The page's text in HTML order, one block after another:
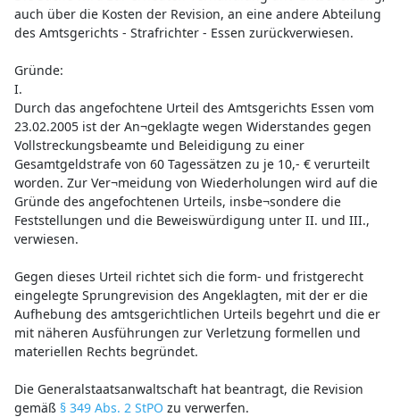
auch über die Kosten der Revision, an eine andere Abteilung
des Amtsgerichts - Strafrichter - Essen zurückverwiesen.
Gründe:
I.
Durch das angefochtene Urteil des Amtsgerichts Essen vom
23.02.2005 ist der An¬geklagte wegen Widerstandes gegen
Vollstreckungsbeamte und Beleidigung zu einer
Gesamtgeldstrafe von 60 Tagessätzen zu je 10,- € verurteilt
worden. Zur Ver¬meidung von Wiederholungen wird auf die
Gründe des angefochtenen Urteils, insbe¬sondere die
Feststellungen und die Beweiswürdigung unter II. und III.,
verwiesen.
Gegen dieses Urteil richtet sich die form- und fristgerecht
eingelegte Sprungrevision des Angeklagten, mit der er die
Aufhebung des amtsgerichtlichen Urteils begehrt und die er
mit näheren Ausführungen zur Verletzung formellen und
materiellen Rechts begründet.
Die Generalstaatsanwaltschaft hat beantragt, die Revision
gemäß § 349 Abs. 2 StPO zu verwerfen.